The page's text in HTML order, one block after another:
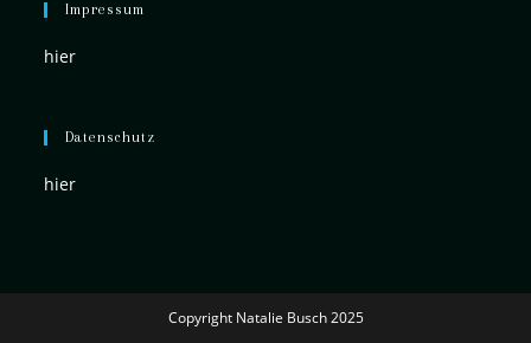
Impressum
hier
Datenschutz
hier
Copyright Natalie Busch 2025